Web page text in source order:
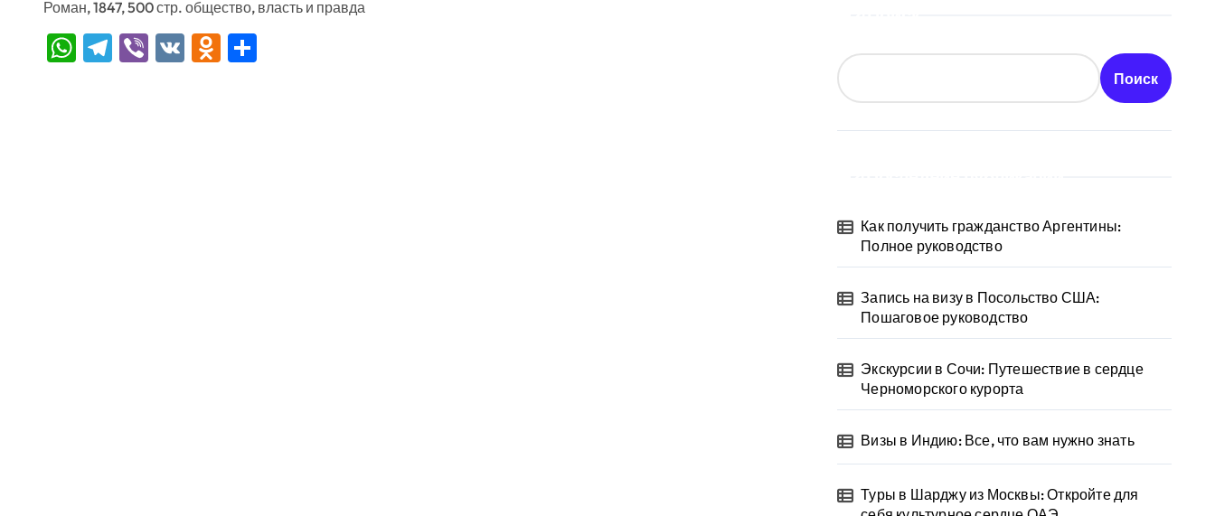
Роман, 1847, 500 стр. общество, власть и правда
WhatsApp
Telegram
Viber
VK Odnoklassniki
Поиск
Как получить гражданство Аргентины:
Полное руководство
Запись на визу в Посольство США:
Пошаговое руководство
Экскурсии в Сочи: Путешествие в сердце
Черноморского курорта
Визы в Индию: Все, что вам нужно знать
Туры в Шарджу из Москвы: Откройте для